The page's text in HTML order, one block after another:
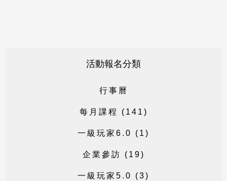
活動報名分類
行事 曆
每 月 課 程 ( 1 4 1 )
一 級 玩家 6 . 0 ( 1 )
企 業 參 訪 ( 1 9)
一 級 玩家 5 . 0 (3)